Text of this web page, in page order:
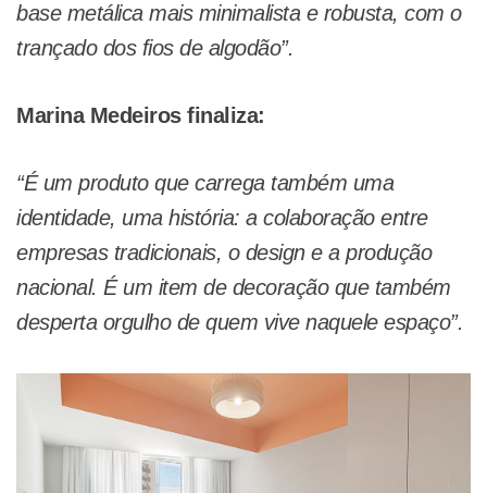
base metálica mais minimalista e robusta, com o
trançado dos fios de algodão”.
Marina Medeiros finaliza:
“É um produto que carrega também uma
identidade, uma história: a colaboração entre
empresas tradicionais, o design e a produção
nacional. É um item de decoração que também
desperta orgulho de quem vive naquele espaço”.